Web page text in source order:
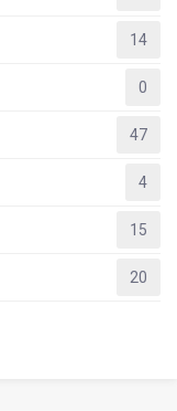
14
0
47
4
15
20